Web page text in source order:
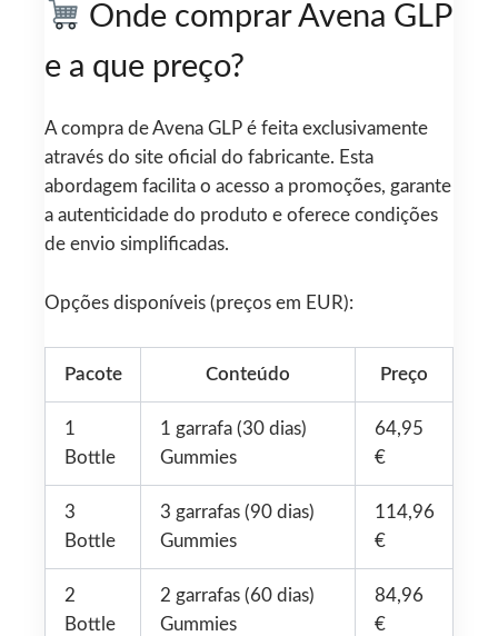
Onde comprar Avena GLP
e a que preço?
A compra de Avena GLP é feita exclusivamente
através do site oficial do fabricante. Esta
abordagem facilita o acesso a promoções, garante
a autenticidade do produto e oferece condições
de envio simplificadas.
Opções disponíveis (preços em EUR):
Pacote Conteúdo Preço
1
Bottle
1 garrafa (30 dias)
Gummies
64,95
€
3
Bottle
3 garrafas (90 dias)
Gummies
114,96
€
2
Bottle
2 garrafas (60 dias)
Gummies
84,96
€